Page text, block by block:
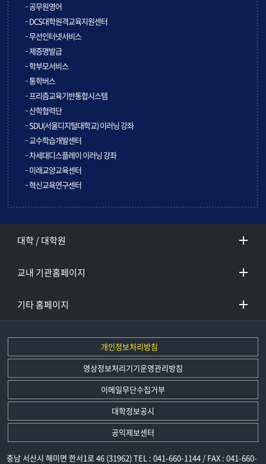
공무원영어
DCS대학원격교육지원센터
무선인터넷서비스
제증명발급
학부모서비스
통학버스
프리즘교육기반통합시스템
산학협력단
SDU(서울디지털대학교) 이러닝 강좌
교수학습개발센터
차세대디스플레이 이러닝 강좌
미래교양교육센터
혁신교육연구센터
대학 / 대학원
교내 기관홈페이지
기타 홈페이지
개인정보처리방침
영상정보처리기기운영관리방침
이메일무단수집거부
대학정보공시
공익제보센터
충남 서산시 해미면 한서1로 46 (31962) TEL : 041-660-1144 / FAX : 041-660-